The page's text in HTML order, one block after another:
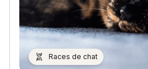
Races de chat